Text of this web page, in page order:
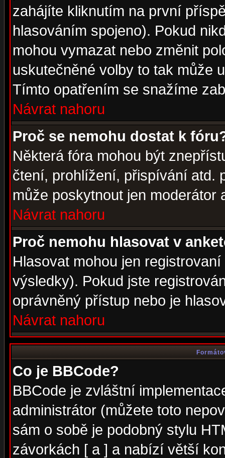
zahájíte kliknutím na první
hlasováním spojeno). Pokud
mohou vymazat nebo změnit
uskutečněné volby to tak může
Tímto opatřením se snažíme
Návrat nahoru
Proč se nemohu dostat k
Některá fóra mohou být
čtení, prohlížení, přispívání atd.
může poskytnout jen moderátor
Návrat nahoru
Proč nemohu hlasovat v
Hlasovat mohou jen
výsledky). Pokud jste
oprávněný přístup nebo je
Návrat nahoru
Co je BBCode?
BBCode je zvláštní
administrátor (můžete toto
sám o sobě je podobný stylu
závorkách [ a ] a nabízí větší